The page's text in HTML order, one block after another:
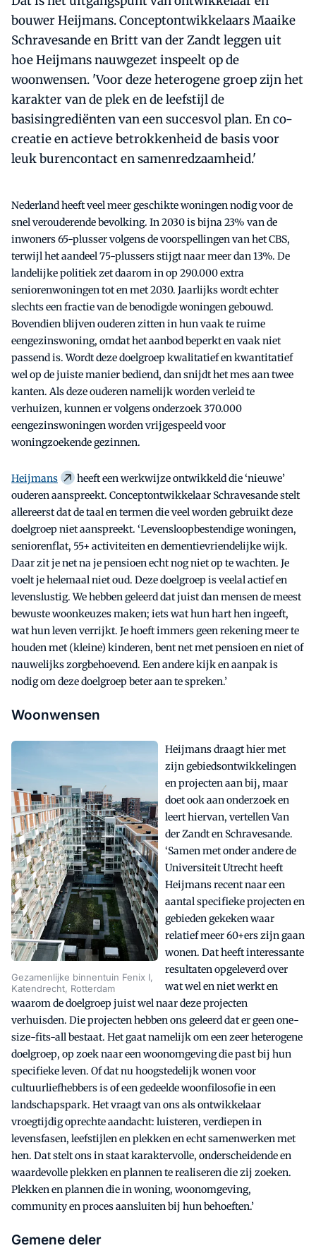
bouwer Heijmans. Conceptontwikkelaars Maaike
Schravesande en Britt van der Zandt leggen uit
hoe Heijmans nauwgezet inspeelt op de
woonwensen. 'Voor deze heterogene groep zijn het
karakter van de plek en de leefstijl de
basisingrediënten van een succesvol plan. En co-
creatie en actieve betrokkenheid de basis voor
leuk burencontact en samenredzaamheid.'
Nederland heeft veel meer geschikte woningen nodig voor de
snel verouderende bevolking. In 2030 is bijna 23% van de
inwoners 65-plusser volgens de voorspellingen van het CBS,
terwijl het aandeel 75-plussers stijgt naar meer dan 13%. De
landelijke politiek zet daarom in op 290.000 extra
seniorenwoningen tot en met 2030. Jaarlijks wordt echter
slechts een fractie van de benodigde woningen gebouwd.
Bovendien blijven ouderen zitten in hun vaak te ruime
eengezinswoning, omdat het aanbod beperkt en vaak niet
passend is. Wordt deze doelgroep kwalitatief en kwantitatief
wel op de juiste manier bediend, dan snijdt het mes aan twee
kanten. Als deze ouderen namelijk worden verleid te
verhuizen, kunnen er volgens onderzoek 370.000
eengezinswoningen worden vrijgespeeld voor
woningzoekende gezinnen.
Heijmans
heeft een werkwijze ontwikkeld die ‘nieuwe’
ouderen aanspreekt. Conceptontwikkelaar Schravesande stelt
allereerst dat de taal en termen die veel worden gebruikt deze
doelgroep niet aanspreekt. ‘Levensloopbestendige woningen,
seniorenflat, 55+ activiteiten en dementievriendelijke wijk.
Daar zit je net na je pensioen echt nog niet op te wachten. Je
voelt je helemaal niet oud. Deze doelgroep is veelal actief en
levenslustig. We hebben geleerd dat juist dan mensen de meest
bewuste woonkeuzes maken; iets wat hun hart hen ingeeft,
wat hun leven verrijkt. Je hoeft immers geen rekening meer te
houden met (kleine) kinderen, bent net met pensioen en niet of
nauwelijks zorgbehoevend. Een andere kijk en aanpak is
nodig om deze doelgroep beter aan te spreken.’
Woonwensen
Gezamenlijke binnentuin Fenix I,
Katendrecht, Rotterdam
Heijmans draagt hier met
zijn gebiedsontwikkelingen
en projecten aan bij, maar
doet ook aan onderzoek en
leert hiervan, vertellen Van
der Zandt en Schravesande.
‘Samen met onder andere de
Universiteit Utrecht heeft
Heijmans recent naar een
aantal specifieke projecten en
gebieden gekeken waar
relatief meer 60+ers zijn gaan
wonen. Dat heeft interessante
resultaten opgeleverd over
wat wel en niet werkt en
waarom de doelgroep juist wel naar deze projecten
verhuisden. Die projecten hebben ons geleerd dat er geen one-
size-fits-all bestaat. Het gaat namelijk om een zeer heterogene
doelgroep, op zoek naar een woonomgeving die past bij hun
specifieke leven. Of dat nu hoogstedelijk wonen voor
cultuurliefhebbers is of een gedeelde woonfilosofie in een
landschapspark. Het vraagt van ons als ontwikkelaar
vroegtijdig oprechte aandacht: luisteren, verdiepen in
levensfasen, leefstijlen en plekken en echt samenwerken met
hen. Dat stelt ons in staat karaktervolle, onderscheidende en
waardevolle plekken en plannen te realiseren die zij zoeken.
Plekken en plannen die in woning, woonomgeving,
community en proces aansluiten bij hun behoeften.’
Gemene deler